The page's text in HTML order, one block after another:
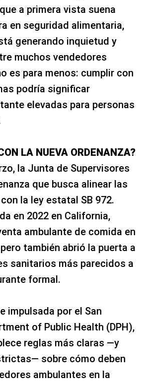
a primera vista suena
en seguridad alimentaria,
generando inquietud y
muchos vendedores
es para menos: cumplir con
podría significar
elevadas para personas
LA NUEVA ORDENANZA?
la Junta de Supervisores
que busca alinear las
la ley estatal SB 972.
en 2022 en California,
ambulante de comida en
también abrió la puerta a
sanitarios más parecidos a
formal.
impulsada por el San
of Public Health (DPH),
reglas más claras —y
sobre cómo deben
ambulantes en la